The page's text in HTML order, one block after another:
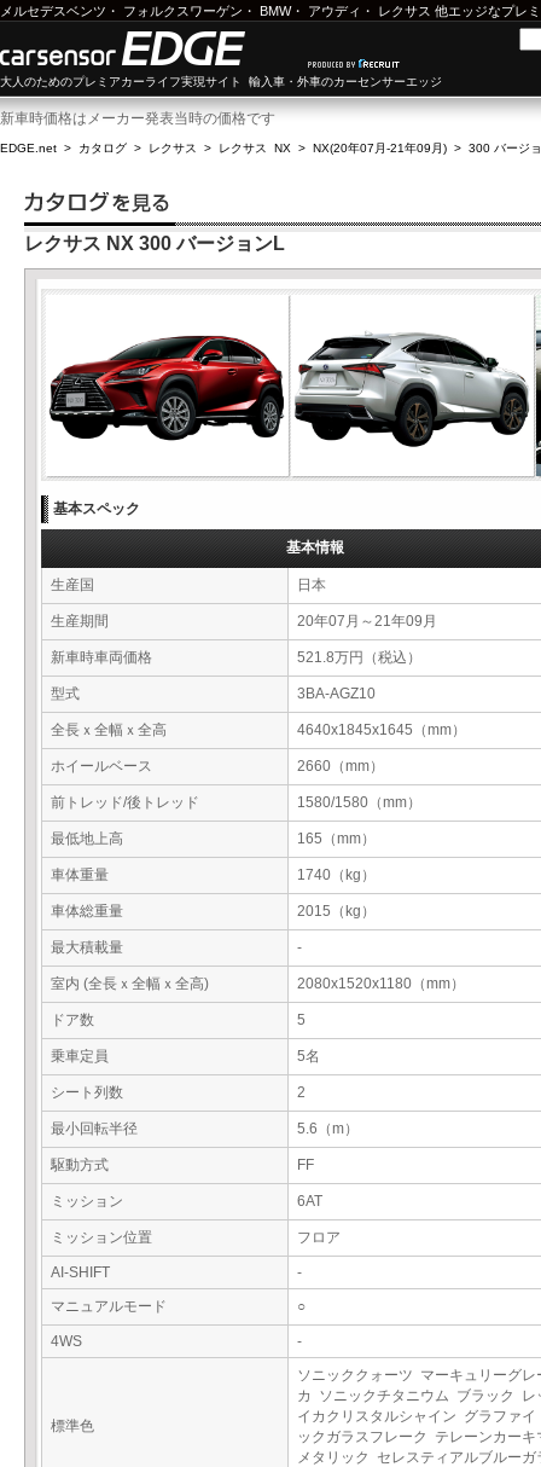
メルセデスベンツ ・ フォルクスワーゲン ・ BMW・ アウディ ・ レクサス 他エッジなプレ
大人のためのプレミアカーライフ実現サイト 輸入車・外車のカーセンサーエッジ
新車時価格はメーカー発表当時の価格です
EDGE.net > カタログ > レクサス > レクサス NX > NX(20年07月-21年09月) > 300 バージ
レクサス NX 300 バージョンL
基本スペック
基本情報
生産国 日本
生産期間 20年07月～21年09月
新車時車両価格 521.8万円（税込）
型式 3BA-AGZ10
全長ｘ全幅ｘ全高 4640x1845x1645（mm）
ホイールベース 2660（mm）
前トレッド/後トレッド 1580/1580（mm）
最低地上高 165（mm）
車体重量 1740（kg）
車体総重量 2015（kg）
最大積載量 -
室内 (全長ｘ全幅ｘ全高) 2080x1520x1180（mm）
ドア数 5
乗車定員 5名
シート列数 2
最小回転半径 5.6（m）
駆動方式 FF
ミッション 6AT
ミッション位置 フロア
AI-SHIFT
-
マニュアルモード
○
4WS -
標準色
ソニッククォーツ マーキュリーグレ
カ ソニックチタニウム ブラック レ
イカクリスタルシャイン グラファイ
ックガラスフレーク テレーンカーキ
メタリック セレスティアルブルーガ